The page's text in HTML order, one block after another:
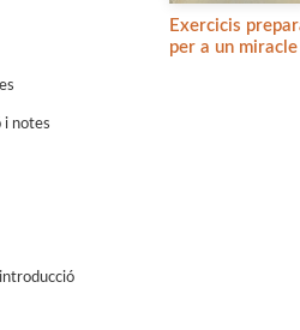
i notes
Exercicis
per a un miracle